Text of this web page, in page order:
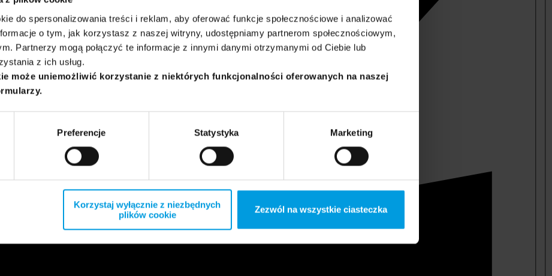
do spersonalizowania treści i reklam, aby oferować funkcje społecznościowe i analizować
o tym, jak korzystasz z naszej witryny, udostępniamy partnerom społecznościowym,
Partnerzy mogą połączyć te informacje z innymi danymi otrzymanymi od Ciebie lub
z ich usług.
może uniemożliwić korzystanie z niektórych funkcjonalności oferowanych na naszej
Preferencje Statystyka Marketing
Korzystaj wyłącznie z niezbędnych
plików cookie
Zezwól na wszystkie ciasteczka